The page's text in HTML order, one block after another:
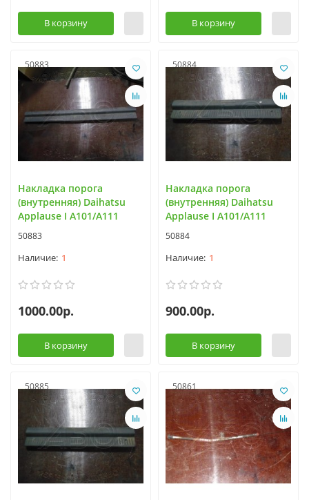
В корзину В корзину
50883
Накладка порога
(внутренняя) Daihatsu
Applause I A101/A111
50883
1
1000.00р.
В корзину
50884
Накладка порога
(внутренняя) Daihatsu
Applause I A101/A111
50884
1
900.00р.
В корзину
50885 50861